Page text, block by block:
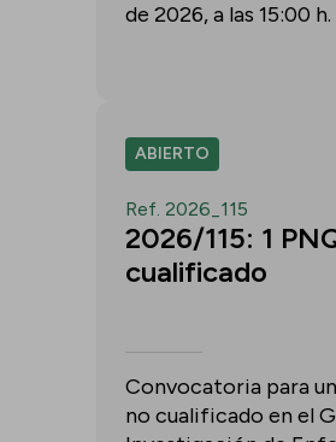
de 2026, a las 15:00 h.
ABIERTO
Ref. 2026_115
2026/115: 1
cualificado
Convocatoria para
no cualificado en el